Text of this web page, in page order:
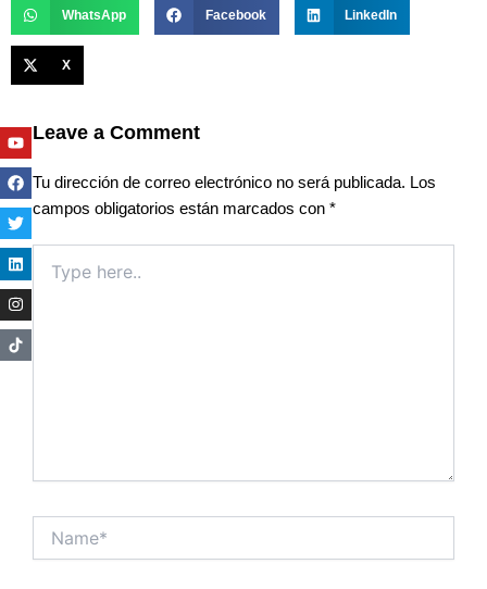
WhatsApp Facebook LinkedIn
X
Leave a Comment
Tu dirección de correo electrónico no será publicada. Los
campos obligatorios están marcados con *
here..
Youtube
Facebook
Twitter
Linkedin
Instagram